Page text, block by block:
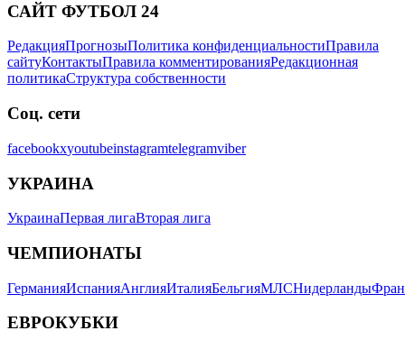
САЙТ ФУТБОЛ 24
РедакцияПрогнозыПолитика конфиденциальностиПравила
сайтуКонтактыПравила комментированияРедакционная
политикаСтруктура собственности
Соц. сети
facebookxyoutubeinstagramtelegramviber
УКРАИНА
УкраинаПервая лигаВторая лига
ЧЕМПИОНАТЫ
ГерманияИспанияАнглияИталияБельгияМЛСНидерланды
ЕВРОКУБКИ